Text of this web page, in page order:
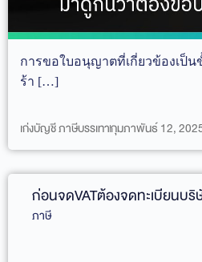
การขอใบอนุญาตที่เกี่ยวข้องเป็
ร้า […]
เก่งบัญชี ภาษีบรรเทากุมภาพันธ์ 12,
ก่อนจดVATต้องจดทะเบียนบ
ภาษี